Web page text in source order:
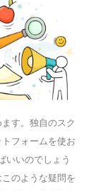
す。独自のスク
フォームを使お
いいのでしょう
のような疑問を